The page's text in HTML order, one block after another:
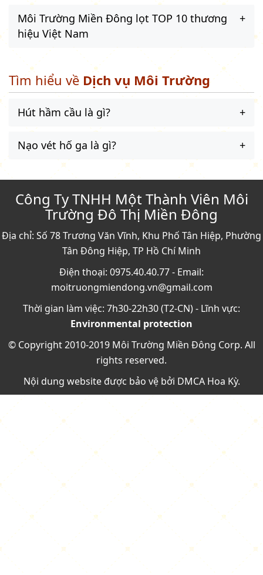
Môi Trường Miền Đông lọt TOP 10 thương
hiệu Việt Nam
Tìm hiểu về Dịch vụ Môi Trường
Hút hầm cầu là gì?
Nạo vét hố ga là gì?
Công Ty TNHH Một Thành Viên Môi
Trường Đô Thị Miền Đông
Địa chỉ: Số 78 Trương Văn Vĩnh, Khu Phố Tân Hiệp, Phường
Tân Đông Hiệp, TP Hồ Chí Minh
Điện thoại: 0975.40.40.77 - Email:
moitruongmiendong.vn@gmail.com
Thời gian làm việc: 7h30-22h30 (T2-CN) - Lĩnh vực:
Environmental protection
© Copyright 2010-2019 Môi Trường Miền Đông Corp. All
rights reserved.
Nội dung website được bảo vệ bởi DMCA Hoa Kỳ.